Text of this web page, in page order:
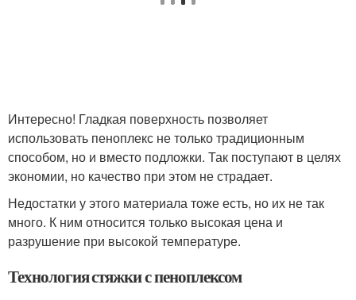
Интересно! Гладкая поверхность позволяет
использовать пеноплекс не только традиционным
способом, но и вместо подложки. Так поступают в целях
экономии, но качество при этом не страдает.
Недостатки у этого материала тоже есть, но их не так
много. К ним относится только высокая цена и
разрушение при высокой температуре.
Технология стяжки с пеноплексом